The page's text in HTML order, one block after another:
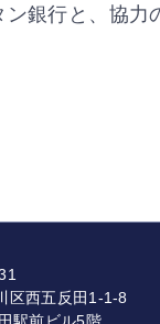
銀行と、協力
区西五反田1-1-8